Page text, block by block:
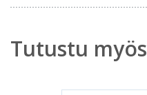
Tutustu myös